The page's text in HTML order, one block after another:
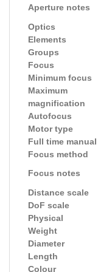
Aperture notes
Optics
Elements
Groups
Focus
Minimum focus
Maximum
magnification
Autofocus
Motor type
Full time manual
Focus method
Focus notes
Distance scale
DoF scale
Physical
Weight
Diameter
Length
Colour